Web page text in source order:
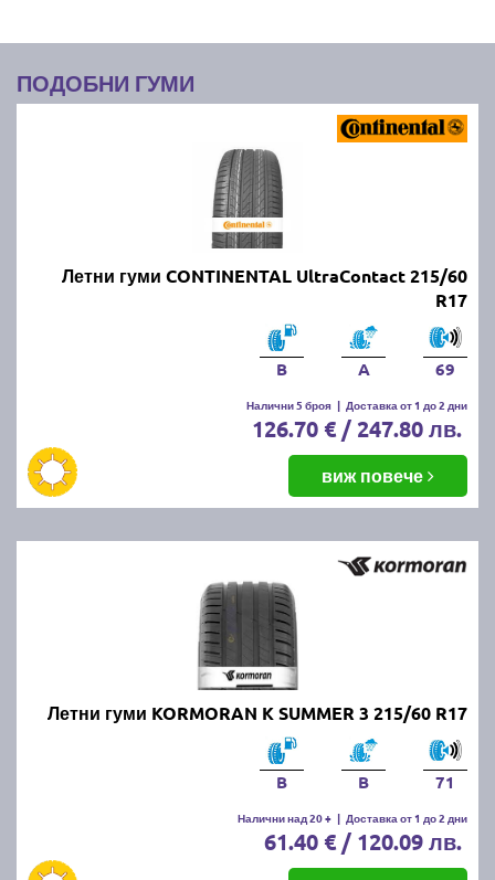
ПОДОБНИ ГУМИ
Летни гуми CONTINENTAL UltraContact 215/60
R17
B A 69
Налични 5 броя | Доставка от 1 до 2 дни
126.70 € / 247.80 лв.
виж повече
Летни гуми KORMORAN K SUMMER 3 215/60 R17
B B 71
Налични над 20 + | Доставка от 1 до 2 дни
61.40 € / 120.09 лв.